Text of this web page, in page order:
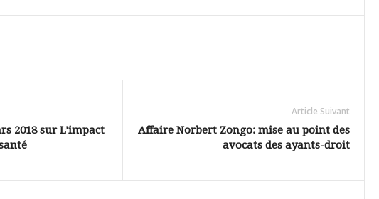
2018 sur L’impact
Article Suivant
Affaire Norbert Zongo: mise au point des
avocats des ayants-droit